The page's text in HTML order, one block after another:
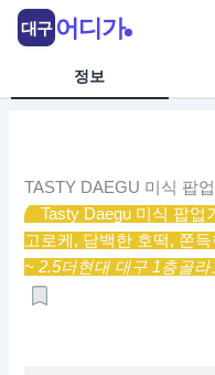
정보
TASTY DAEGU 미식 팝업
Tasty Daegu 미식 팝업
고로케, 담백한 호떡, 쫀
~ 2.5더현대 대구 1층골라
대구 어디가